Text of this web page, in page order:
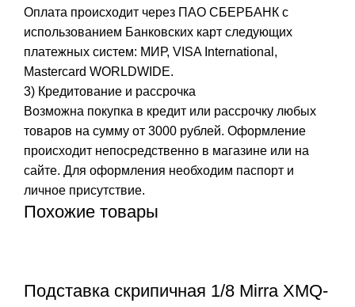
Оплата происходит через ПАО СБЕРБАНК с
использованием Банковских карт следующих
платежных систем: МИР, VISA International,
Mastercard WORLDWIDE.
3) Кредитование и рассрочка
Возможна покупка в кредит или рассрочку любых
товаров на сумму от 3000 рублей. Оформление
происходит непосредственно в магазине или на
сайте. Для оформления необходим паспорт и
личное присутствие.
Похожие товары
Подставка скрипичная 1/8 Mirra XMQ-